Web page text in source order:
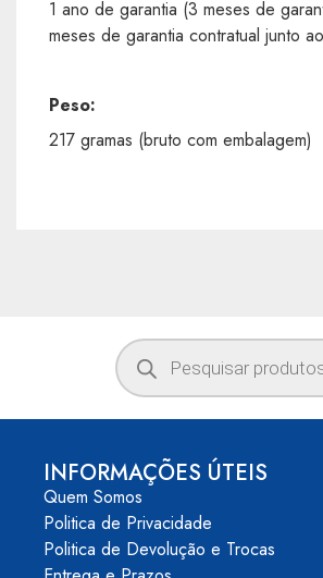
1 ano de garantia (3 meses de
meses de garantia contratual junto
Peso:
217 gramas (bruto com embalagem)
INFORMAÇÕES ÚTEIS
Quem Somos
Politica de Privacidade
Politica de Devolução e Trocas